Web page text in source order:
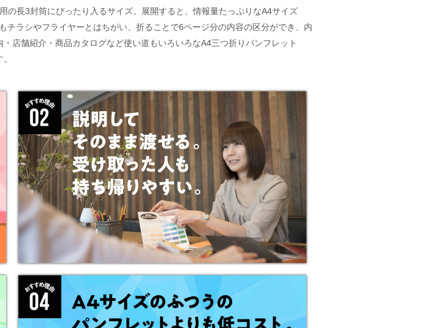
長3封筒にぴったり入るサイズ。展開すると、情報量たっぷりなA4サイズ
チラシやフライヤーとはちがい、折ることで6ページ分の内容の区分ができ、内
店舗紹介・商品カタログなど使い道もいろいろなA4三つ折りパンフレット